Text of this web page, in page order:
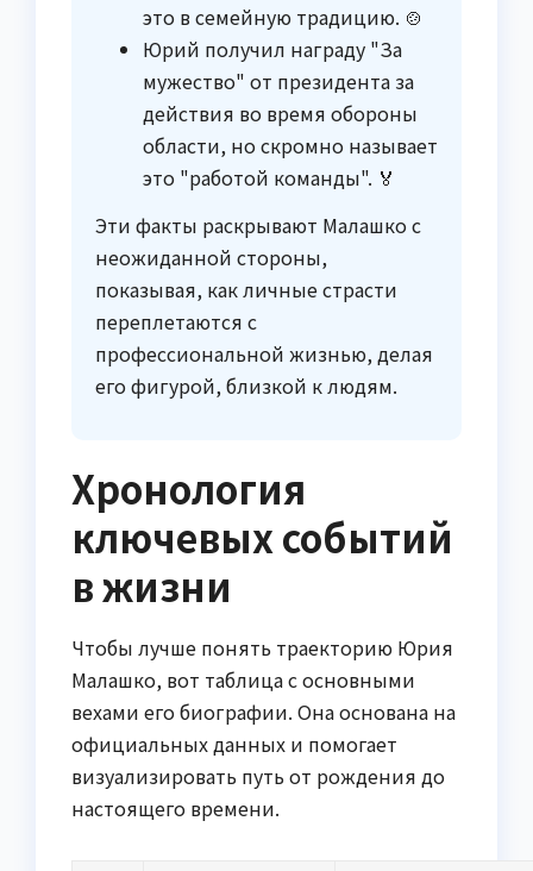
это в семейную традицию. 🍲
Юрий получил награду "За
мужество" от президента за
действия во время обороны
области, но скромно называет
это "работой команды". 🏅
Эти факты раскрывают Малашко с
неожиданной стороны,
показывая, как личные страсти
переплетаются с
профессиональной жизнью, делая
его фигурой, близкой к людям.
Хронология
ключевых событий
в жизни
Чтобы лучше понять траекторию Юрия
Малашко, вот таблица с основными
вехами его биографии. Она основана на
официальных данных и помогает
визуализировать путь от рождения до
настоящего времени.